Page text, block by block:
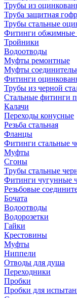
Трубы из
Труба защитная
Трубы стальные
Фитинги обжимные
Тройники
Водоотводы
Муфты ремонтные
Муфты
Фитинги
Трубы из черной
Стальные фитинги
Калачи
Переходы конусные
Резьба стальная
Фланцы
Фитинги стальные
Муфты
Сгоны
Трубы стальные
Фитинги чугунные
Резьбовые
Бочата
Водоотводы
Водорозетки
Гайки
Крестовины
Муфты
Ниппели
Отводы для душа
Переходники
Пробки
Пробки для